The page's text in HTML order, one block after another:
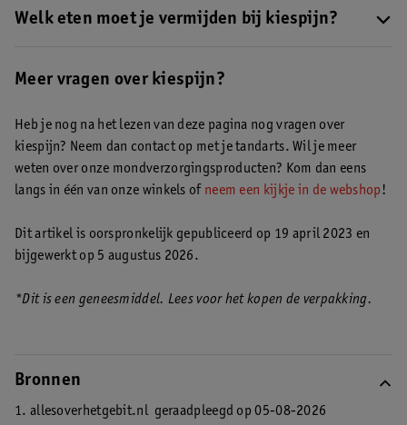
oorzaak verdwijnt meestal niet zonder behandeling. Blijf dus
die je kunt volgen totdat je bij je tandarts terecht kunt.
Welk eten moet je vermijden bij kiespijn?
verder ook op met zure dranken en hard eten zoals stokbrood.
Deze kun je beter laten staan. Ontdek hier meer tips bij kiespijn.
Meer vragen over kiespijn?
Heb je nog na het lezen van deze pagina nog vragen over
kiespijn? Neem dan contact op met je tandarts. Wil je meer
weten over onze mondverzorgingsproducten? Kom dan eens
langs in één van onze winkels of neem een kijkje in de webshop!
Dit artikel is oorspronkelijk gepubliceerd op 19 april 2023 en
bijgewerkt op 5 augustus 2026.
*Dit is een geneesmiddel. Lees voor het kopen de verpakking.
Bronnen
1. allesoverhetgebit.nl geraadpleegd op 05-08-2026